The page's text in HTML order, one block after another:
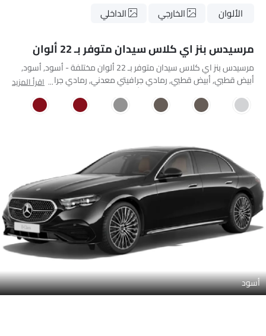
الألوان الخارجي الداخلي
مرسيدس بنز اي كلاس سيدان متوفر بـ 22 ألوان
مرسيدس بنز اي كلاس سيدان متوفر بـ 22 ألوان مختلفة - أسود, أسود,
أبيض قطبي, أبيض قطبي, رمادي جرافيتي معدني, رمادي جرافيتي
معدني, هاي تك سيلفر, مانوفاكتر أوبالايت وايت برايت, مانوفاكتر
أوبالايت وايت برايت, فلفت براون, فلفت براون, مانوفاكتور ألبين جراي
صلب, مانوفاكتر هاياسينث ريد ميتاليك, مانوفاكتر هاياسينث ريد ميتاليك,
أوبسيديان بلاك ميتاليك, أوبسيديان بلاك ميتاليك, مانفاكتور ألباين جراي
سوليد, هاي-تيك سيلفر.
اقرأ المزيد
أسود